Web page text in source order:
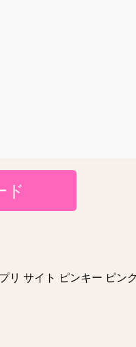
ド
サイト ピンキー ピン